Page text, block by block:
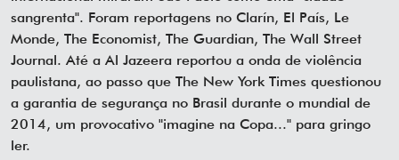
sangrenta". Foram reportagens no Clarín, El País, Le
Monde, The Economist, The Guardian, The Wall Street
Journal. Até a Al Jazeera reportou a onda de violência
paulistana, ao passo que The New York Times questionou
a garantia de segurança no Brasil durante o mundial de
2014, um provocativo "imagine na Copa..." para gringo
ler.